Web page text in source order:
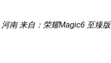
河南 来自：荣耀Magic6 至臻版